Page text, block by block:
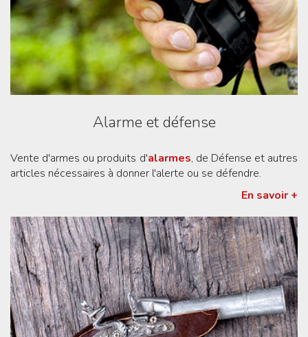
Alarme et défense
Vente d'armes ou produits d'alarmes, de Défense et autres
articles nécessaires à donner l'alerte ou se défendre.
En savoir +